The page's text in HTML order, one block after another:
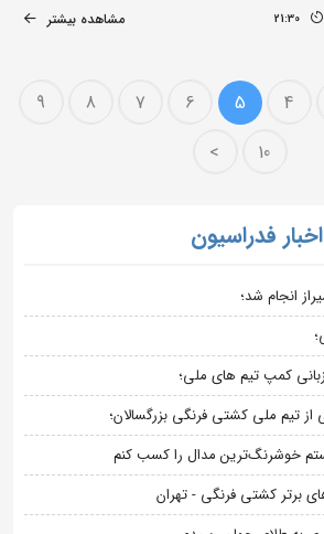
21:30 مشاهده بیشتر
4
5
6
7
8
9
10
>
فدراسیون
انجام شد؛
تیم ملی کشتی فرنگی بزرگسالان؛
خوشرنگ‌ترین مدال را کسب کنم
برتر کشتی فرنگی - تهران